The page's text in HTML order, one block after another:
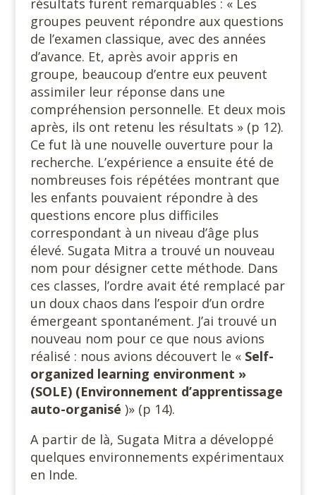
groupes peuvent répondre aux questions
de l’examen classique, avec des années
d’avance. Et, après avoir appris en
groupe, beaucoup d’entre eux peuvent
assimiler leur réponse dans une
compréhension personnelle. Et deux mois
après, ils ont retenu les résultats » (p 12).
Ce fut là une nouvelle ouverture pour la
recherche. L’expérience a ensuite été de
nombreuses fois répétées montrant que
les enfants pouvaient répondre à des
questions encore plus difficiles
correspondant à un niveau d’âge plus
élevé. Sugata Mitra a trouvé un nouveau
nom pour désigner cette méthode. Dans
ces classes, l’ordre avait été remplacé par
un doux chaos dans l’espoir d’un ordre
émergeant spontanément. J’ai trouvé un
nouveau nom pour ce que nous avions
réalisé : nous avions découvert le « Self-
organized learning environment »
(SOLE) (Environnement d’apprentissage
auto-organisé )» (p 14).
A partir de là, Sugata Mitra a développé
quelques environnements expérimentaux
en Inde.